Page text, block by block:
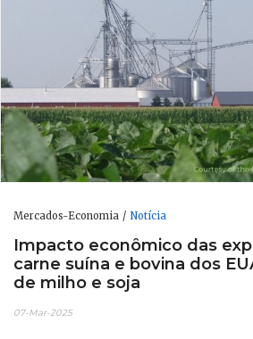
Mercados-Economia Notícia
Impacto econômico das
carne suína e bovina dos
de milho e soja
07-Mar-2025